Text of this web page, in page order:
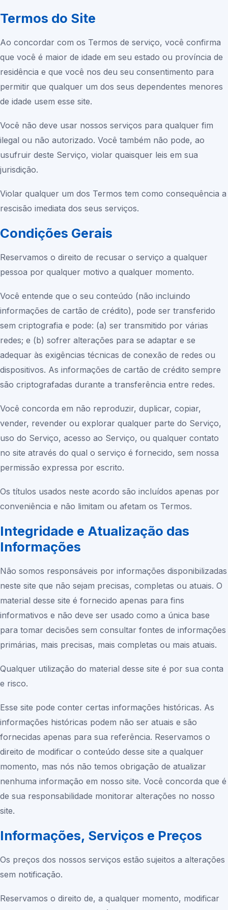
Termos do Site
Ao concordar com os Termos de serviço, você confirma
que você é maior de idade em seu estado ou província de
residência e que você nos deu seu consentimento para
permitir que qualquer um dos seus dependentes menores
de idade usem esse site.
Você não deve usar nossos serviços para qualquer fim
ilegal ou não autorizado. Você também não pode, ao
usufruir deste Serviço, violar quaisquer leis em sua
jurisdição.
Violar qualquer um dos Termos tem como consequência a
rescisão imediata dos seus serviços.
Condições Gerais
Reservamos o direito de recusar o serviço a qualquer
pessoa por qualquer motivo a qualquer momento.
Você entende que o seu conteúdo (não incluindo
informações de cartão de crédito), pode ser transferido
sem criptografia e pode: (a) ser transmitido por várias
redes; e (b) sofrer alterações para se adaptar e se
adequar às exigências técnicas de conexão de redes ou
dispositivos. As informações de cartão de crédito sempre
são criptografadas durante a transferência entre redes.
Você concorda em não reproduzir, duplicar, copiar,
vender, revender ou explorar qualquer parte do Serviço,
uso do Serviço, acesso ao Serviço, ou qualquer contato
no site através do qual o serviço é fornecido, sem nossa
permissão expressa por escrito.
Os títulos usados neste acordo são incluídos apenas por
conveniência e não limitam ou afetam os Termos.
Integridade e Atualização das
Informações
Não somos responsáveis por informações disponibilizadas
neste site que não sejam precisas, completas ou atuais. O
material desse site é fornecido apenas para fins
informativos e não deve ser usado como a única base
para tomar decisões sem consultar fontes de informações
primárias, mais precisas, mais completas ou mais atuais.
Qualquer utilização do material desse site é por sua conta
e risco.
Esse site pode conter certas informações históricas. As
informações históricas podem não ser atuais e são
fornecidas apenas para sua referência. Reservamos o
direito de modificar o conteúdo desse site a qualquer
momento, mas nós não temos obrigação de atualizar
nenhuma informação em nosso site. Você concorda que é
de sua responsabilidade monitorar alterações no nosso
site.
Informações, Serviços e Preços
Os preços dos nossos serviços estão sujeitos a alterações
sem notificação.
Reservamos o direito de, a qualquer momento, modificar